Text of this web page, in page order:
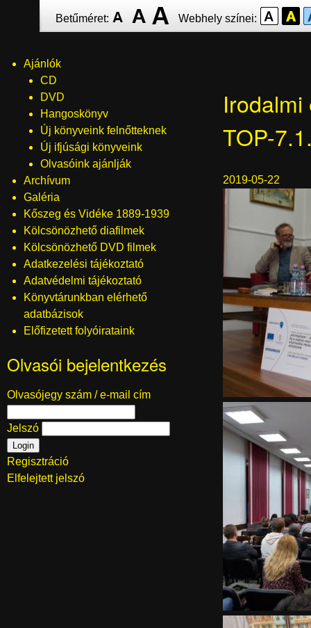
Betűméret: Webhely színei:
Menü
Ajánlók
CD
DVD
Hangoskönyv
Új könyveink felnőtteknek
Új ifjúsági könyveink
Olvasóink ajánlják
Archívum
Galéria
Kőszeg és Vidéke 1889-1939
Kölcsönözhető diafilmek
Kölcsönözhető DVD filmek
Adatkezelési tájékoztató
Adatvédelmi tájékoztató
Könyvtárunkban elérhető
adatbázisok
Előfizetett folyóirataink
Olvasói bejelentkezés
Olvasójegy szám / e-mail cím
Jelszó
Regisztráció
Elfelejtett jelszó
TOP-
2019-05-22